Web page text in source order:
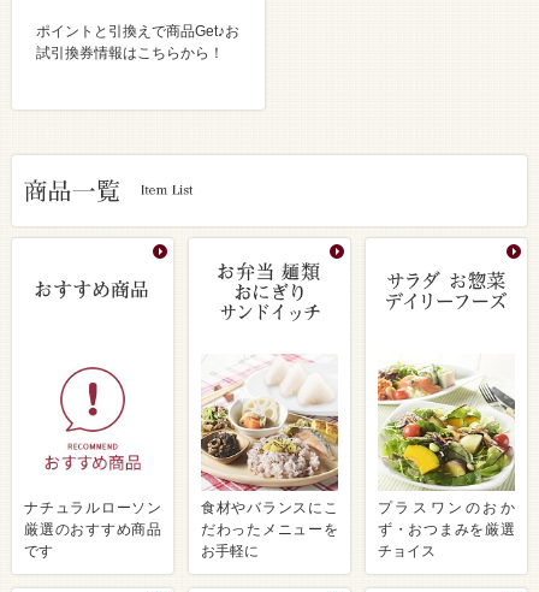
ポイントと引換えで商品Get♪お
試引換券情報はこちらから！
ナチュラルローソン
厳選のおすすめ商品
です
食材やバランスにこ
だわったメニューを
お手軽に
プラスワンのおか
ず・おつまみを厳選
チョイス